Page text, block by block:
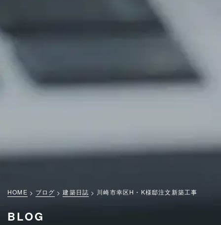
HOME ブログ 建築日誌 川崎市幸区H・K様邸注文新築工事
BLOG